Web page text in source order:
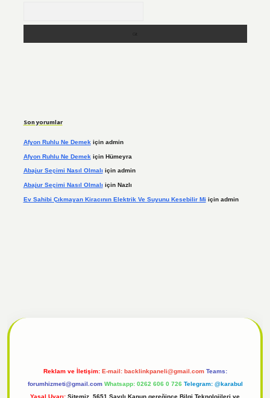
Son yorumlar
Afyon Ruhlu Ne Demek için admin
Afyon Ruhlu Ne Demek için Hümeyra
Abajur Seçimi Nasıl Olmalı için admin
Abajur Seçimi Nasıl Olmalı için Nazlı
Ev Sahibi Çıkmayan Kiracının Elektrik Ve Suyunu Kesebilir Mi için admin
Reklam ve İletişim: E-mail: backlinkpaneli@gmail.com Teams:
forumhizmeti@gmail.com Whatsapp: 0262 606 0 726 Telegram: @karabul
Yasal Uyarı: Sitemiz, 5651 Sayılı Kanun gereğince Bilgi Teknolojileri ve